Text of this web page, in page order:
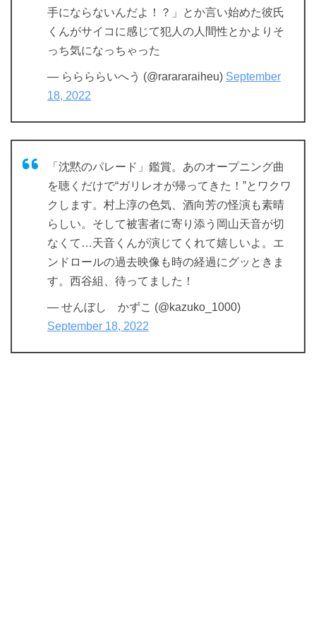
手にならないんだよ！？」とか言い始めた彼氏
くんがサイコに感じて犯人の人間性とかよりそ
っち気になっちゃった
— ららららいへう (@rarararaiheu) September
18, 2022
「沈黙のパレード」鑑賞。あのオープニング曲
を聴くだけで“ガリレオが帰ってきた！”とワクワ
クします。村上淳の色気、酒向芳の怪演も素晴
らしい。そして被害者に寄り添う岡山天音が切
なくて…天音くんが演じてくれて嬉しいよ。エ
ンドロールの過去映像も時の経過にグッときま
す。西谷組、待ってました！
— せんぼし かずこ (@kazuko_1000)
September 18, 2022